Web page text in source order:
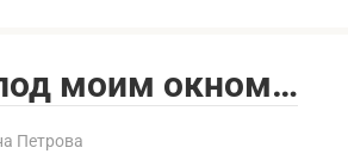
моим окном…
Петрова